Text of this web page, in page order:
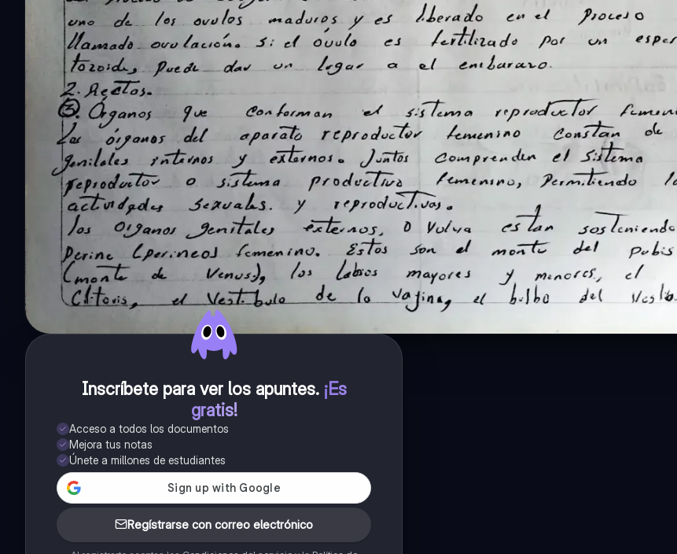
Inscríbete para ver los apuntes. ¡Es
gratis!
Acceso a todos los documentos
Mejora tus notas
Únete a millones de estudiantes
Regístrarse con correo electrónico